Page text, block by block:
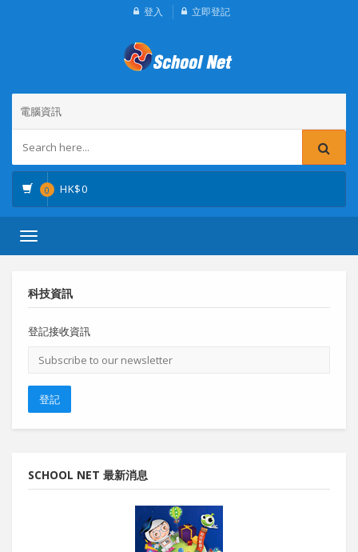
登入 立即登記
電腦資訊
0 HK$0
Toggle
科技資訊
登記接收資訊
登記
SCHOOL NET 最新消息